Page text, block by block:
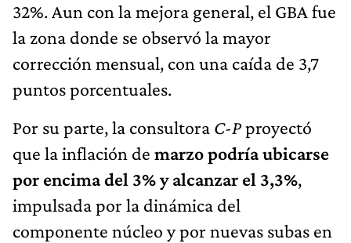
32%. Aun con la mejora general, el GBA fue
la zona donde se observó la mayor
corrección mensual, con una caída de 3,7
puntos porcentuales.
Por su parte, la consultora C-Pproyectó
que la inflación de marzo podría ubicarse
por encima del 3% y alcanzar el 3,3%,
impulsada por la dinámica del
componente núcleo y por nuevas subas en